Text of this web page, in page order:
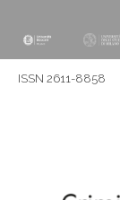
ISSN 2611-8858